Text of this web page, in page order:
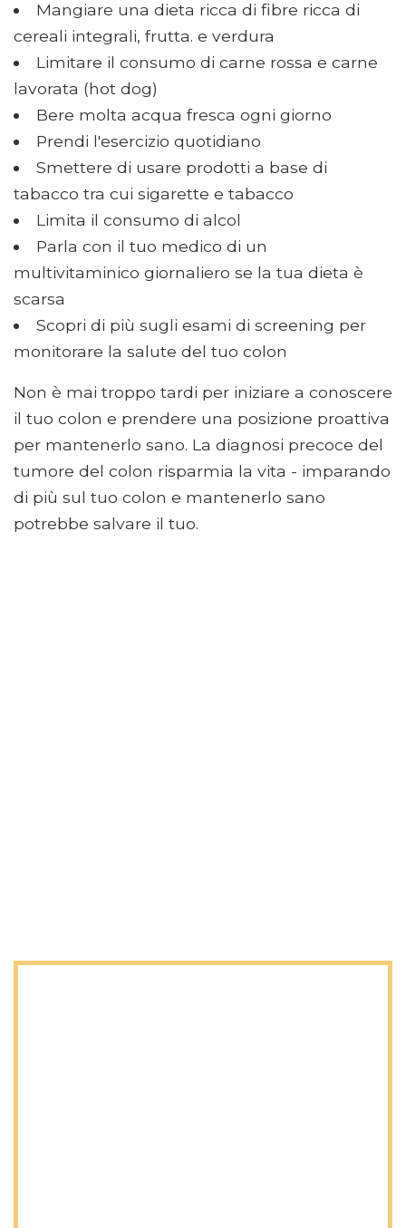
Mangiare una dieta ricca di fibre ricca di
cereali integrali, frutta. e verdura
Limitare il consumo di carne rossa e carne
lavorata (hot dog)
Bere molta acqua fresca ogni giorno
Prendi l'esercizio quotidiano
Smettere di usare prodotti a base di
tabacco tra cui sigarette e tabacco
Limita il consumo di alcol
Parla con il tuo medico di un
multivitaminico giornaliero se la tua dieta è
scarsa
Scopri di più sugli esami di screening per
monitorare la salute del tuo colon
Non è mai troppo tardi per iniziare a conoscere
il tuo colon e prendere una posizione proattiva
per mantenerlo sano. La diagnosi precoce del
tumore del colon risparmia la vita - imparando
di più sul tuo colon e mantenerlo sano
potrebbe salvare il tuo.